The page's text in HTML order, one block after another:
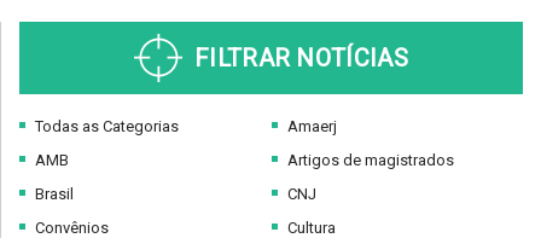
FILTRAR NOTÍCIAS
Todas as Categorias
AMB
Brasil
Convênios
Amaerj
Artigos de magistrados
CNJ
Cultura